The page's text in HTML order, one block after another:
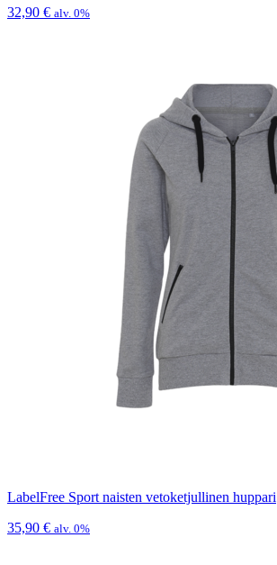
32,90 € alv. 0%
LabelFree Sport naisten vetoketjullinen huppari
35,90 € alv. 0%